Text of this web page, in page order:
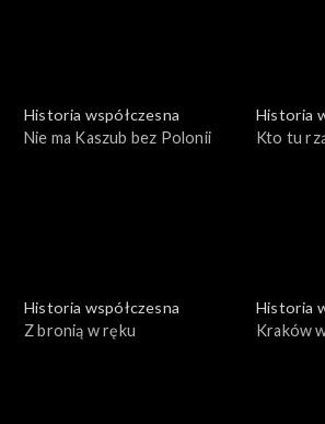
Historia współczesna
Nie ma Kaszub bez Polonii
Historia
Kto tu
Historia współczesna
Z bronią w ręku
Historia
Kraków